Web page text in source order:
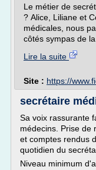
Le métier de
? Alice, Liliane et
médicales, nous
côtés sympas de
Lire la suite
Site : https://
secrétaire
Sa voix rassurante
médecins. Prise de
et comptes rendus
quotidien du
Niveau minimum